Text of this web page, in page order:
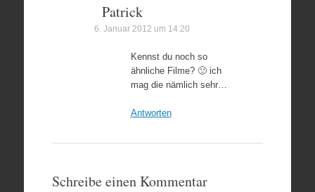
Patrick
6. Januar 2012 um 14:20
Kennst du noch so
ähnliche Filme? 🙂 ich
mag die nämlich sehr…
Antworten
Schreibe einen Kommentar